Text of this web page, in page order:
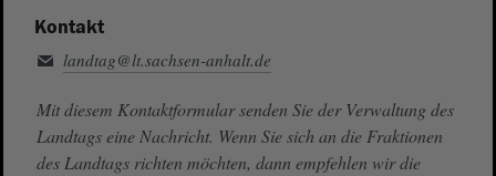
Kontakt
landtag@lt.sachsen-anhalt.de
Mit diesem Kontaktformular senden Sie der Verwaltung des
Landtags eine Nachricht. Wenn Sie sich an die Fraktionen
des Landtags richten möchten, dann empfehlen wir die